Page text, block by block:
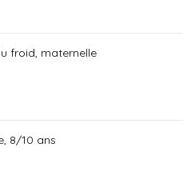
froid, maternelle
8/10 ans